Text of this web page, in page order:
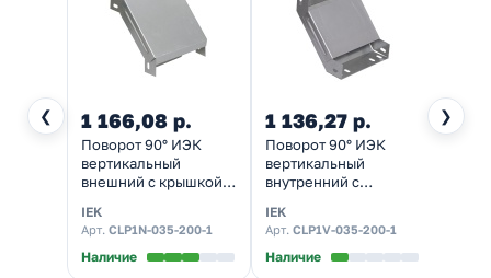
❮ ❯
1 166,08 р.
Поворот 90° ИЭК
вертикальный
внешний с крышкой
35х200 мм
IEK
Арт. CLP1N-035-200-1
Наличие
1 136,27 р.
Поворот 90° ИЭК
вертикальный
внутренний с
кабельных лотков
35х200 мм
IEK
Арт. CLP1V-035-200-1
Наличие